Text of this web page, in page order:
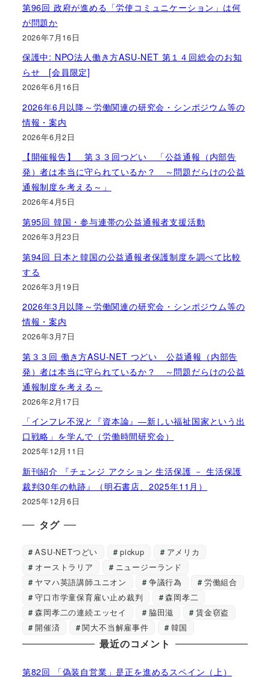
第96回 政府が進める「労使コミュニケーション」は何
が問題か
2026年7月16日
保護中: NPO法人働き方ASU-NET 第１４回総会のお知
らせ [会員限定]
2026年6月16日
2026年6月以降～労働関連の研究会・シンポジウム等の
情報・案内
2026年6月2日
【開催報告】 第３３回つどい 「公益通報（内部告
発）者は本当に守られているか？ ～問題だらけの公益
通報制度を考える～」
2026年4月5日
第95回 韓国・参与連帯の公益通報者支援活動
2026年3月23日
第94回 日本と韓国の公益通報者保護制度を調べて比較
する
2026年3月19日
2026年3月以降～労働関連の研究会・シンポジウム等の
情報・案内
2026年3月7日
第３３回 働き方ASU-NET つどい 公益通報（内部告
発）者は本当に守られているか？ ～問題だらけの公益
通報制度を考える～
2026年2月17日
「インフレ不況と『資本論』―新しい福祉国家という出
口戦略」を学んで（労働時間研究会）
2025年12月11日
新刊紹介 『チェンジ アクション 生活保護 － 生活保護
裁判30年の軌跡』（明石書店、2025年11月）
2025年12月6日
タグ
ASU-NETつどい pickup
アメリカ
オーストラリア
ニュージーランド
ヤマハ英語講師ユニオン
争議行為
労働組合
守口市学童保育雇い止め裁判
森岡孝二
森岡孝二の連続エッセイ
脇田滋
賃金窃盗
開催済
関大不当解雇事件 韓国
最近のコメント
第82回 「偽装自営業」是正を進めるスペイン（上）